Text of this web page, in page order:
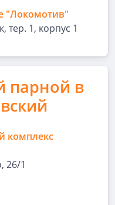
"Локомотив"
тер. 1, корпус 1
парной в
комплекс
26/1